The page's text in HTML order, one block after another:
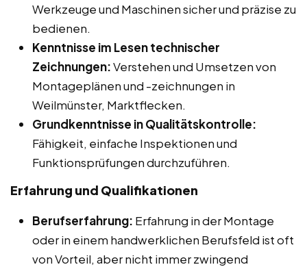
Werkzeuge und Maschinen sicher und präzise zu
bedienen.
Kenntnisse im Lesen technischer
Zeichnungen:Verstehen und Umsetzen von
Montageplänen und -zeichnungen in
Weilmünster, Marktflecken.
Grundkenntnisse in Qualitätskontrolle:
Fähigkeit, einfache Inspektionen und
Funktionsprüfungen durchzuführen.
Erfahrung und Qualifikationen
Berufserfahrung: Erfahrung in der Montage
oder in einem handwerklichen Berufsfeld ist oft
von Vorteil, aber nicht immer zwingend